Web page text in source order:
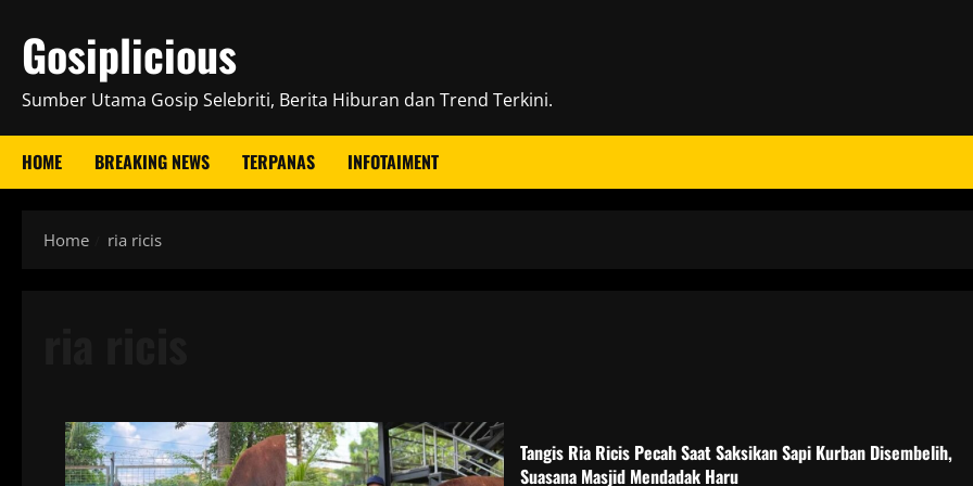
content
Gosiplicious
Sumber Utama Gosip Selebriti, Berita Hiburan dan Trend Terkini.
HOME BREAKING NEWS TERPANAS INFOTAIMENT
Home ria ricis
Tangis Ria Ricis Pecah Saat Saksikan Sapi Kurban Disembelih,
Suasana Masjid Mendadak Haru